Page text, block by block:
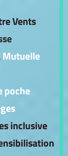
Vents
Mutuelle
poche
inclusive